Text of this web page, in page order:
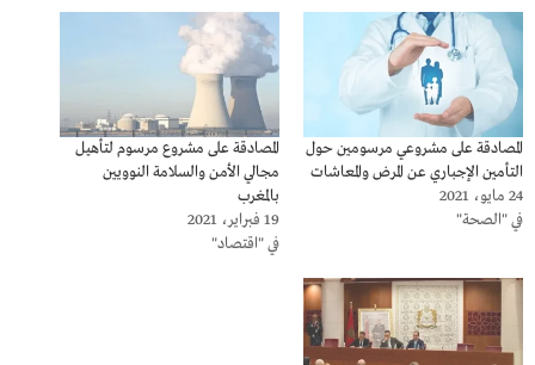
المصادقة على مشروعي مرسومين حول
التأمين الإجباري عن المرض والمعاشات
24 مايو، 2021
في "الصحة"
المصادقة على مشروع مرسوم لتأهيل
مجالي الأمن والسلامة النوويين
بالمغرب
19 فبراير، 2021
في "اقتصاد"